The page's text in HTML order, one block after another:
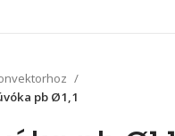
pb Ø1,1